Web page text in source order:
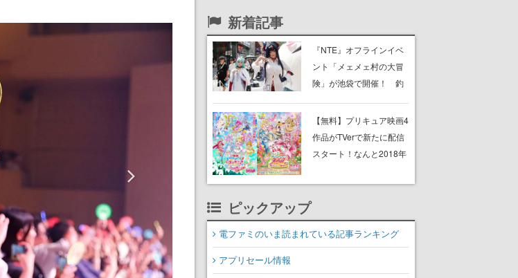
新着記事
『NTE』オフラインイベ
ント「メェメェ村の大冒
険」が池袋で開催！ 釣
と影鬼ごっこが楽しめる
【無料】プリキュア映画4
作品がTVerで新たに配信
スタート！なんと2018年
てが見放題に、ぶっちゃ
プ
ピックアップ
電ファミのいま読まれている記事ランキング
アプリセール情報